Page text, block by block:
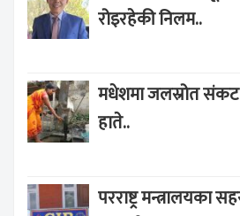
रोइरहेकी निलम..
मधेशमा जलस्रोत संकट
हाते..
परराष्ट्र मन्त्रालयका